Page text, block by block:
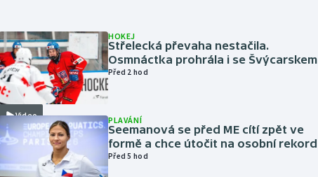
Video
HOKEJ
Střelecká převaha nestačila.
Osmnáctka prohrála i se Švýcarskem
Před 2 hod
PLAVÁNÍ
Seemanová se před ME cítí zpět ve
formě a chce útočit na osobní rekord
Před 5 hod